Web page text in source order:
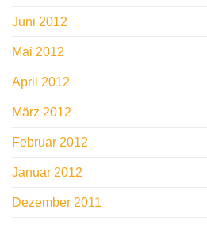
Juni 2012
Mai 2012
April 2012
März 2012
Februar 2012
Januar 2012
Dezember 2011